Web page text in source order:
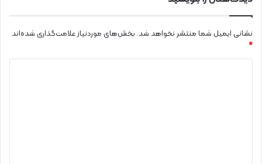
نشانی ایمیل شما منتشر نخواهد شد. بخش‌های موردنیاز علامت‌گذاری شده‌اند
*